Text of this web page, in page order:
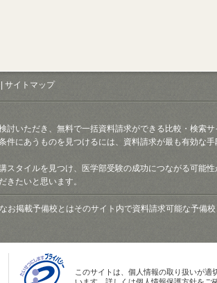
サイトマップ
いただき、無料で一括資料請求ができる比較・検索サ
にあうものを見つけるには、資料請求が最も有効な
タイルを見つけ、医学部受験の成功につながる可能性
たいと思います。
掲載予備校とはそのサイト内で資料請求可能な予備
このサイトは、個人情報の取り扱いが適
います。詳しくは個人情報保護方針をご